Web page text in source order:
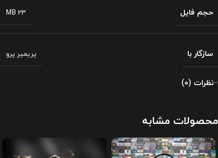
حجم فایل 23 MB
سازگار با پریمیر پرو
نظرات (0)
محصولات مشابه